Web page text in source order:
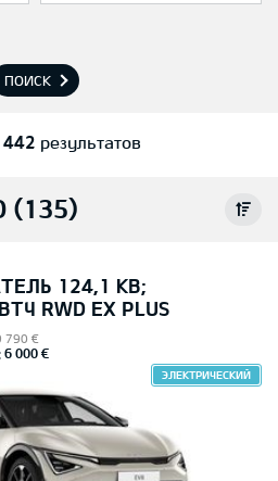
ПОИСК
442 результатов
(135)
124,1 КВ;
RWD EX PLUS
790 €
6 000 €
ЭЛЕКТРИЧЕСКИЙ